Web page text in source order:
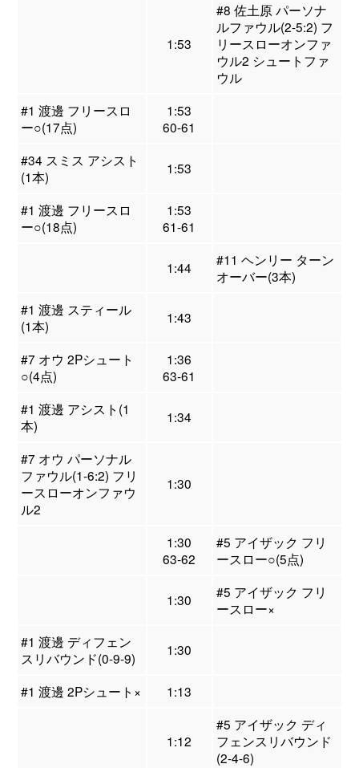
1:53
#8 佐土原 パーソナ
ルファウル(2-5:2) フ
リースローオンファ
ウル2 シュートファ
ウル
#1 渡邊 フリースロ
ー○(17点)
1:53
60-61
#34 スミス アシスト
(1本)
1:53
#1 渡邊 フリースロ
ー○(18点)
1:53
61-61
1:44
#11 ヘンリー ターン
オーバー(3本)
#1 渡邊 スティール
(1本)
1:43
#7 オウ 2Pシュート
○(4点)
1:36
63-61
#1 渡邊 アシスト(1
本)
1:34
#7 オウ パーソナル
ファウル(1-6:2) フリ
ースローオンファウ
ル2
1:30
1:30
63-62
#5 アイザック フリ
ースロー○(5点)
1:30
#5 アイザック フリ
ースロー×
#1 渡邊 ディフェン
スリバウンド(0-9-9)
1:30
#1 渡邊 2Pシュート× 1:13
1:12
#5 アイザック ディ
フェンスリバウンド
(2-4-6)